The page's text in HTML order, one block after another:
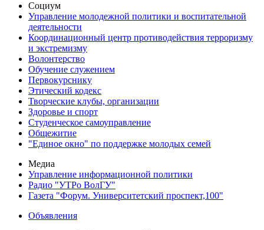
Социум
Управление молодежной политики и воспитательной
деятельности
Координационный центр противодействия терроризму
и экстремизму
Волонтерство
Обучение служением
Первокурснику
Этический кодекс
Творческие клубы, организации
Здоровье и спорт
Студенческое самоуправление
Общежитие
"Единое окно" по поддержке молодых семей
Медиа
Управление информационной политики
Радио "УТРо ВолГУ"
Газета "Форум. Университетский проспект,100"
Объявления